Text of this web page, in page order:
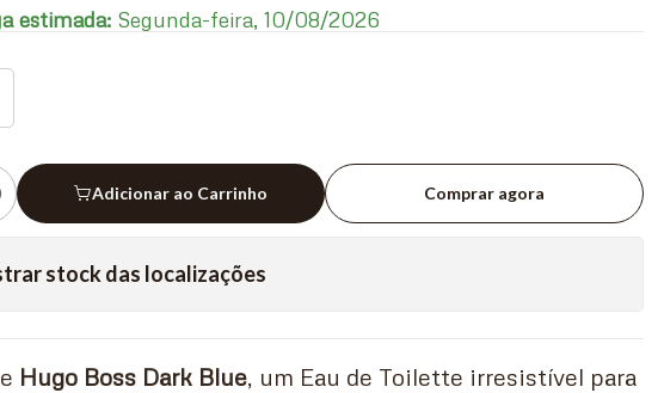
estimada: Segunda-feira, 10/08/2026
Adicionar ao Carrinho Comprar agora
stock das localizações
Hugo Boss Dark Blue, um Eau de Toilette irresistível para